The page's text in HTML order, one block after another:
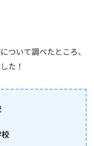
について調べたところ、
た！